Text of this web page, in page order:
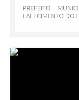
PREFEITO
FALECIMENTO DO